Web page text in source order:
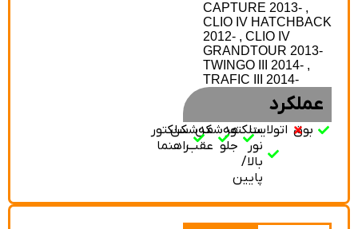
CAPTURE 2013- ,
CLIO IV HATCHBACK
2012- , CLIO IV
GRANDTOUR 2013-
TWINGO III 2014- ,
TRAFIC III 2014-
عملکرد
بوق اتولایتسلکتور
نور
بالا/
پایین
مه‌شکن
جلو
مه‌شکن
عقب
سلکتور
راهنما